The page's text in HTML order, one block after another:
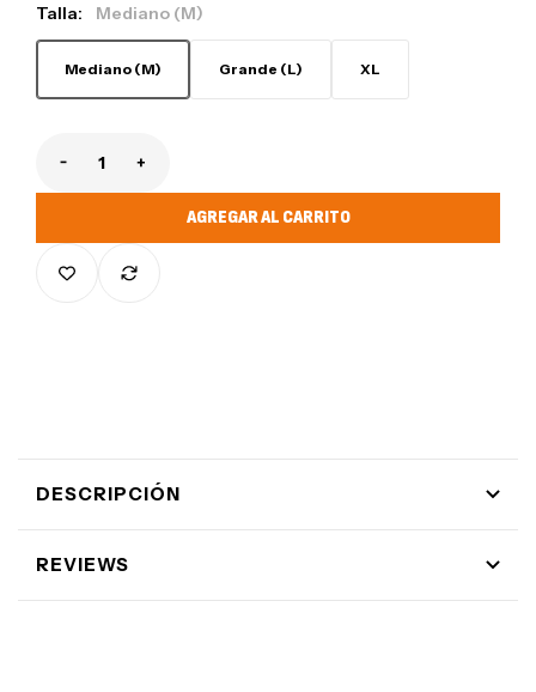
Talla: Mediano (M)
Mediano (M) Grande (L) XL
Reducir cantidad para Gris Hoodie TMF
AGREGAR AL CARRITO
DESCRIPCIÓN
REVIEWS